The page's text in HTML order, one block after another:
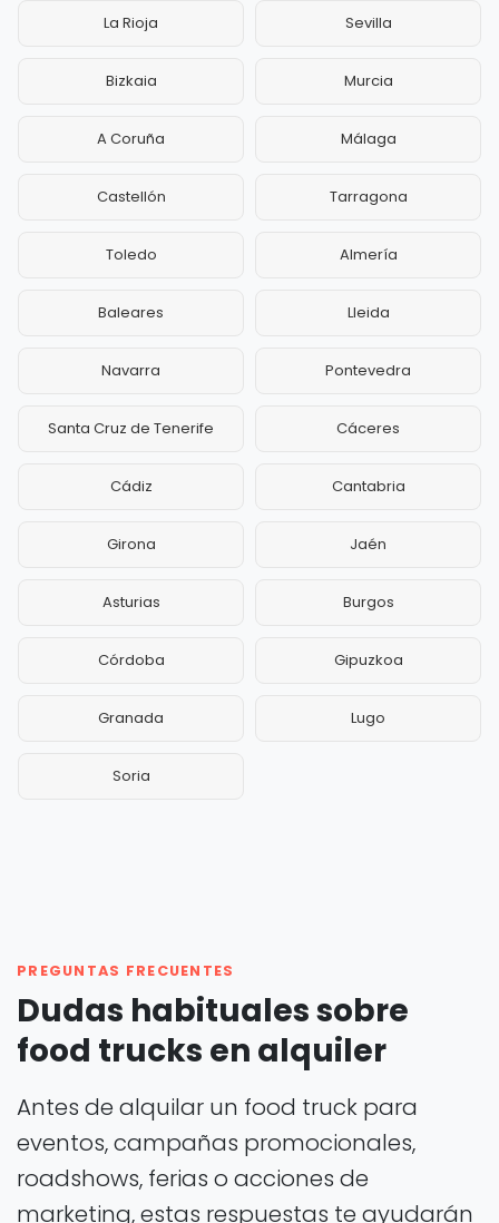
La Rioja Sevilla
Bizkaia Murcia
A Coruña Málaga
Castellón Tarragona
Toledo Almería
Baleares Lleida
Navarra Pontevedra
Santa Cruz de Tenerife Cáceres
Cádiz Cantabria
Girona Jaén
Asturias Burgos
Córdoba Gipuzkoa
Granada Lugo
Soria
PREGUNTAS FRECUENTES
Dudas habituales sobre
food trucks en alquiler
Antes de alquilar un food truck para
eventos, campañas promocionales,
roadshows, ferias o acciones de
marketing, estas respuestas te ayudarán